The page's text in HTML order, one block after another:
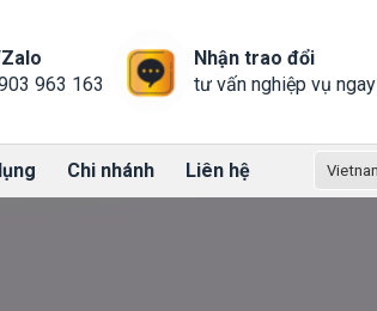
963 163
Nhận trao đổi
tư vấn nghiệp vụ ngay
Chi nhánh Liên hệ